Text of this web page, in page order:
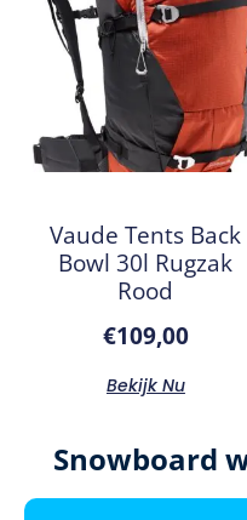
Vaude Tents Back
Bowl 30l Rugzak
Rood
€109,00
Bekijk Nu
Snowboard